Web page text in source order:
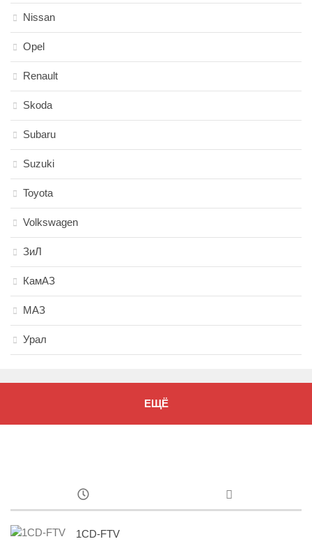
Nissan
Opel
Renault
Skoda
Subaru
Suzuki
Toyota
Volkswagen
ЗиЛ
КамАЗ
МАЗ
Урал
ЕЩЁ
1CD-FTV